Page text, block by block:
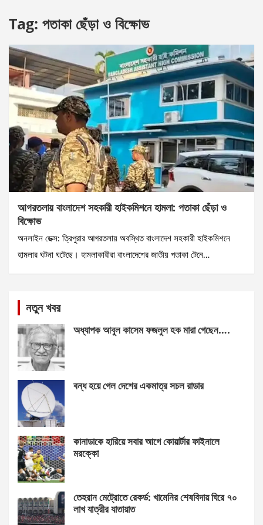
Tag: পতাকা ছেঁড়া ও বিক্ষোভ
আগরতলায় বাংলাদেশ সহকারী হাইকমিশনে হামলা: পতাকা ছেঁড়া ও
বিক্ষোভ
অনলাইন ডেক্স: ত্রিপুরার আগরতলায় অবস্থিত বাংলাদেশ সহকারী হাইকমিশনে
হামলার ঘটনা ঘটেছে। হামলাকারীরা বাংলাদেশের জাতীয় পতাকা টেনে…
নতুন খবর
অধ্যাপক আবুল কাসেম ফজলুল হক মারা গেছেন….
বন্ধ হয়ে গেল দেশের একমাত্র সচল রাডার
কানাডাকে হারিয়ে সবার আগে কোয়ার্টার ফাইনালে
মরক্কো
তেহরান মেট্রোতে রেকর্ড: খামেনির শেষবিদায় ঘিরে ৭০
লাখ যাত্রীর যাতায়াত